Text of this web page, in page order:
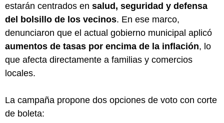
estarán centrados en salud, seguridad y defensa
del bolsillo de los vecinos. En ese marco,
denunciaron que el actual gobierno municipal aplicó
aumentos de tasas por encima de la inflación, lo
que afecta directamente a familias y comercios
locales.
La campaña propone dos opciones de voto con corte
de boleta: